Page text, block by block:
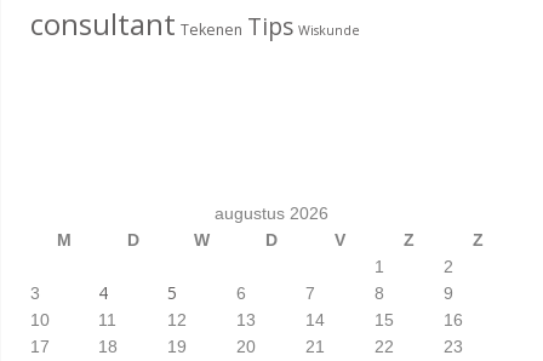
consultant Tekenen Tips Wiskunde
augustus 2026
M
D W D V Z
Z
1
2
3
4 5 6 7 8
9
10
11 12 13 14 15
16
17
18 19 20 21 22
23